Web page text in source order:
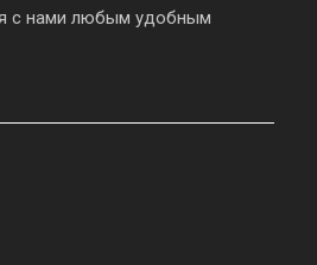
с нами любым удобным